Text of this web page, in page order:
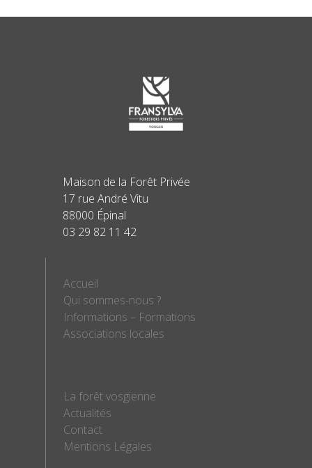
Maison de la Forêt Privée
17 rue André Vitu
88000 Épinal
03 29 82 11 42
Accueil
Qui sommes-nous ?
Informations – Formations
Associations locales
La forêt vosgienne
Actualités
Contact
Mentions Légales